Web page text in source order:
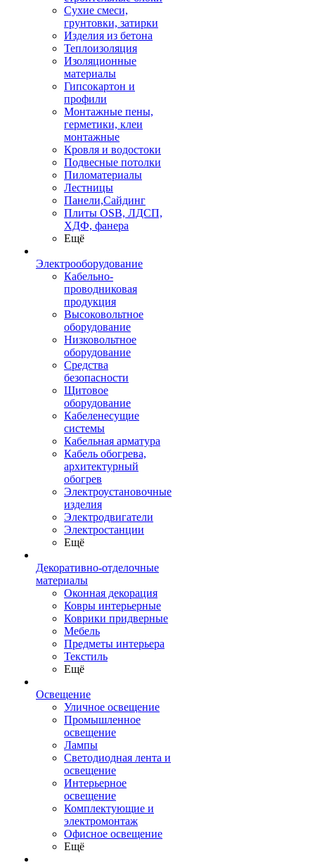
Сухие смеси,
грунтовки, затирки
Изделия из бетона
Теплоизоляция
Изоляционные
материалы
Гипсокартон и
профили
Монтажные пены,
герметики, клеи
монтажные
Кровля и водостоки
Подвесные потолки
Пиломатериалы
Лестницы
Панели,Сайдинг
Плиты OSB, ЛДСП,
ХДФ, фанера
Ещё
Электрооборудование
Кабельно-
проводниковая
продукция
Высоковольтное
оборудование
Низковольтное
оборудование
Средства
безопасности
Щитовое
оборудование
Кабеленесущие
системы
Кабельная арматура
Кабель обогрева,
архитектурный
обогрев
Электроустановочные
изделия
Электродвигатели
Электростанции
Ещё
Декоративно-отделочные
материалы
Оконная декорация
Ковры интерьерные
Коврики придверные
Мебель
Предметы интерьера
Текстиль
Ещё
Освещение
Уличное освещение
Промышленное
освещение
Лампы
Светодиодная лента и
освещение
Интерьерное
освещение
Комплектующие и
электромонтаж
Офисное освещение
Ещё